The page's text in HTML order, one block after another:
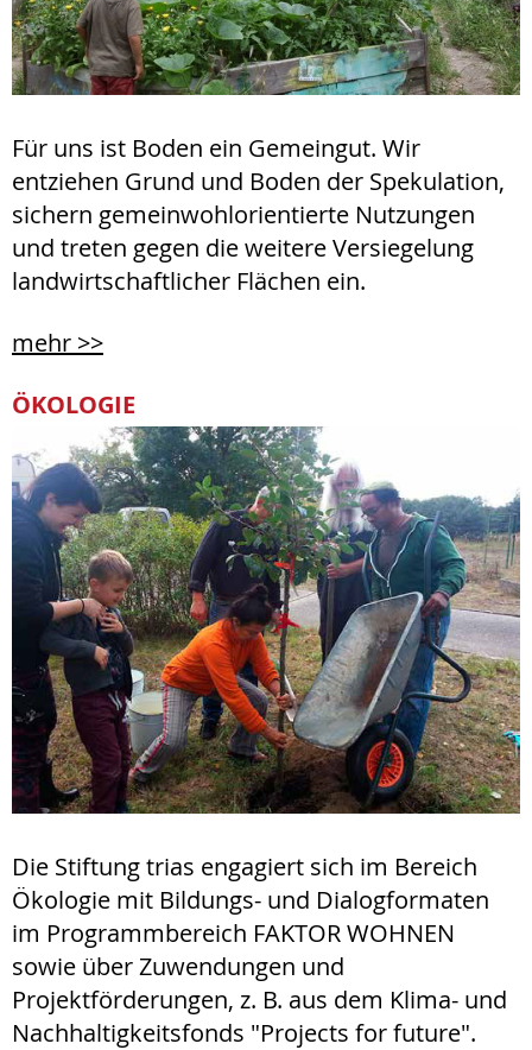
Für uns ist Boden ein Gemeingut. Wir
entziehen Grund und Boden der Spekulation,
sichern gemeinwohlorientierte Nutzungen
und treten gegen die weitere Versiegelung
landwirtschaftlicher Flächen ein.
mehr >>
ÖKOLOGIE
Die Stiftung trias engagiert sich im Bereich
Ökologie mit Bildungs- und Dialogformaten
im Programmbereich FAKTOR WOHNEN
sowie über Zuwendungen und
Projektförderungen, z. B. aus dem Klima- und
Nachhaltigkeitsfonds "Projects for future".